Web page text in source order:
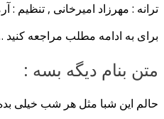
ترانه : مهرزاد امیرخانی , تنظیم :
برای به ادامه مطلب مراجعه کنید
متن بنام دیگه بسه :
حالم این شبا مثل هر شب خیلی